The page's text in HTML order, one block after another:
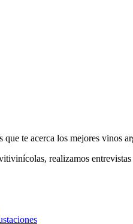
que te acerca los mejores vinos
realizamos